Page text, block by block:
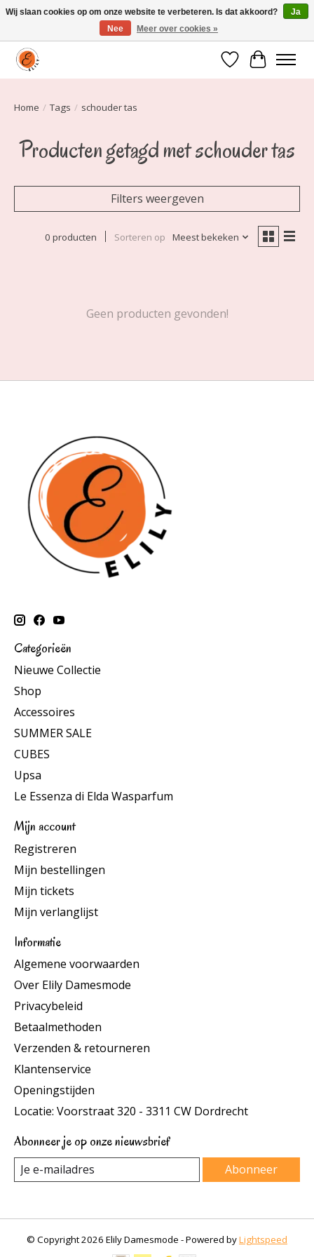
Elily is er om jou te laten stralen! Mode vanaf maat 34 t/m 54
Verlanglijst
Home / Tags / schouder tas
Producten getagd met schouder tas
Filters weergeven
0 producten Sorteren op Meest bekeken
Geen producten gevonden!
Categorieën
Nieuwe Collectie
Shop
Accessoires
SUMMER SALE
CUBES
Upsa
Le Essenza di Elda Wasparfum
Mijn account
Registreren
Mijn bestellingen
Mijn tickets
Mijn verlanglijst
Informatie
Algemene voorwaarden
Over Elily Damesmode
Privacybeleid
Betaalmethoden
Verzenden & retourneren
Klantenservice
Openingstijden
Locatie: Voorstraat 320 - 3311 CW Dordrecht
Abonneer je op onze nieuwsbrief
Abonneer
© Copyright 2026 Elily Damesmode - Powered byLightspeed
Wij slaan cookies op om onze website te verbeteren. Is dat akkoord?
Ja
Nee
Meer over cookies »